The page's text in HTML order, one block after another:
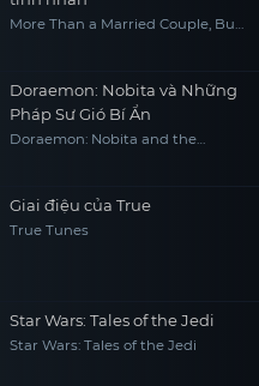
More Than a Married Couple, But
Doraemon: Nobita và Những
Pháp Sư Gió Bí Ẩn
Doraemon: Nobita and the
Giai điệu của True
True Tunes
Star Wars: Tales of the Jedi
Star Wars: Tales of the Jedi